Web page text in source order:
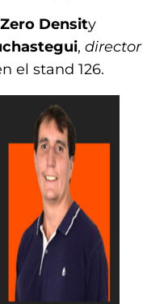
Zero Density
, director
el stand 126.